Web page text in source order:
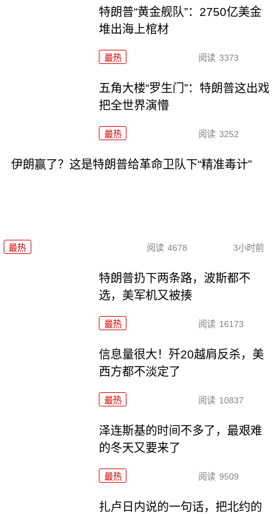
特朗普“黄金舰队”：2750亿美金
堆出海上棺材
最热 阅读 3373
五角大楼“罗生门”：特朗普这出戏
把全世界演懵
最热 阅读 3252
伊朗赢了？这是特朗普给革命卫队下“精准毒计”
最热 阅读 4678 3小时前
特朗普扔下两条路，波斯都不
选，美军机又被揍
最热 阅读 16173
信息量很大！歼20越肩反杀，美
西方都不淡定了
最热 阅读 10837
泽连斯基的时间不多了，最艰难
的冬天又要来了
最热 阅读 9509
扎卢日内说的一句话，把北约的